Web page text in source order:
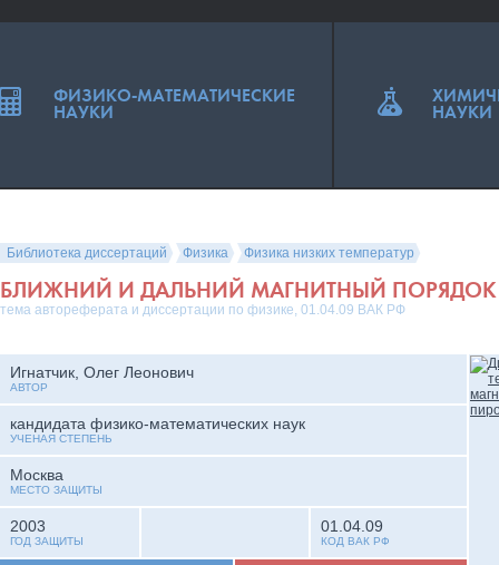
Библиотека диссертаций Физика Физика низких температур
БЛИЖНИЙ И ДАЛЬНИЙ МАГНИТНЫЙ ПОРЯДОК
тема автореферата и диссертации по физике, 01.04.09 ВАК РФ
Игнатчик, Олег Леонович
АВТОР
кандидата физико-математических наук
УЧЕНАЯ СТЕПЕНЬ
Москва
МЕСТО ЗАЩИТЫ
2003
ГОД ЗАЩИТЫ
01.04.09
КОД ВАК РФ
ФИЗИКО-МАТЕМАТИЧЕСКИЕ
НАУКИ НАУКИ